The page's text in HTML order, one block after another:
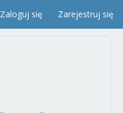
Zaloguj się Zarejestruj się